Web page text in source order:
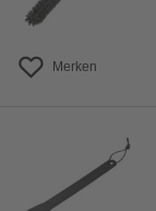
Merken